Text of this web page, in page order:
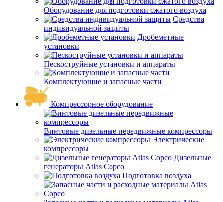
Оборудование для подготовки сжатого воздуха
Средства
индивидуальной защиты
Дробеметные
установки
Пескоструйные установки и аппараты
Комплектующие и запасные части
Компрессорное оборудование
Винтовые дизельные передвижные компрессоры
Электрические
компрессоры
Дизельные
генераторы Atlas Copco
Подготовка воздуха